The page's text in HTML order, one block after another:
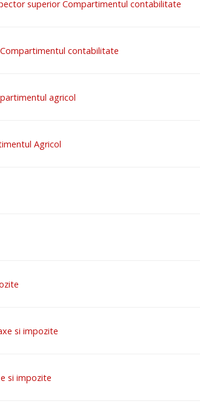
superior Compartimentul contabilitate
contabilitate
agricol
Agricol
si impozite
si impozite